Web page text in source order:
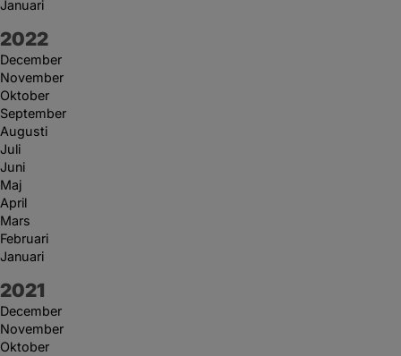
Januari
År:
2022
December
November
Oktober
September
Augusti
Juli
Juni
Maj
April
Mars
Februari
Januari
År:
2021
December
November
Oktober